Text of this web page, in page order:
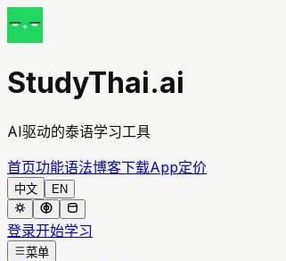
StudyThai.ai
AI驱动的泰语学习工具
首页功能语法博客下载App定价
中文 EN
登录开始学习
菜单